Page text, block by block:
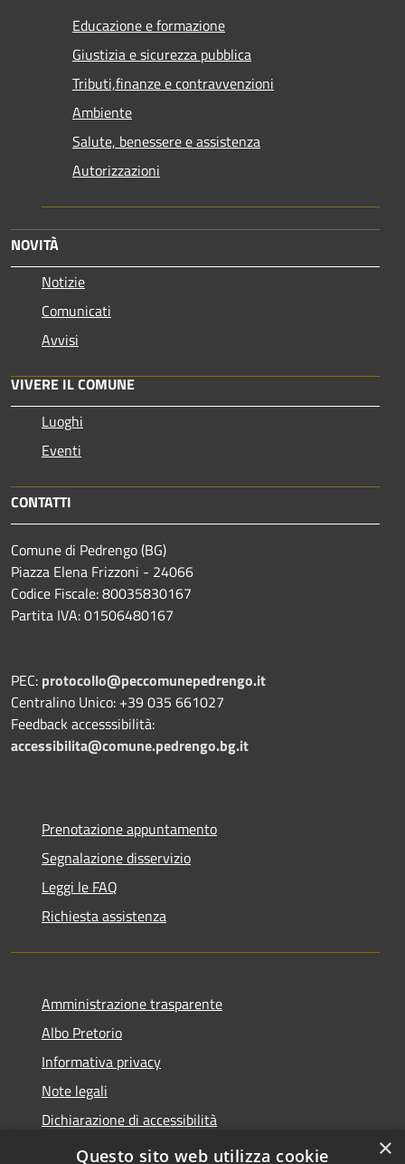
Educazione e formazione
Giustizia e sicurezza pubblica
Tributi,finanze e contravvenzioni
Ambiente
Salute, benessere e assistenza
Autorizzazioni
NOVITÀ
Notizie
Comunicati
Avvisi
VIVERE IL COMUNE
Luoghi
Eventi
CONTATTI
Comune di Pedrengo (BG)
Piazza Elena Frizzoni - 24066
Codice Fiscale: 80035830167
Partita IVA: 01506480167
PEC: protocollo@peccomunepedrengo.it
Centralino Unico: +39 035 661027
Feedback accesssibilità:
accessibilita@comune.pedrengo.bg.it
Prenotazione appuntamento
Segnalazione disservizio
Leggi le FAQ
Richiesta assistenza
Amministrazione trasparente
Albo Pretorio
Informativa privacy
Note legali
Dichiarazione di accessibilità
Area riservata dipendenti
×
Questo sito web utilizza cookie